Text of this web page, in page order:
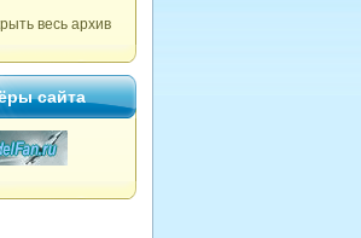
весь архив
сайта